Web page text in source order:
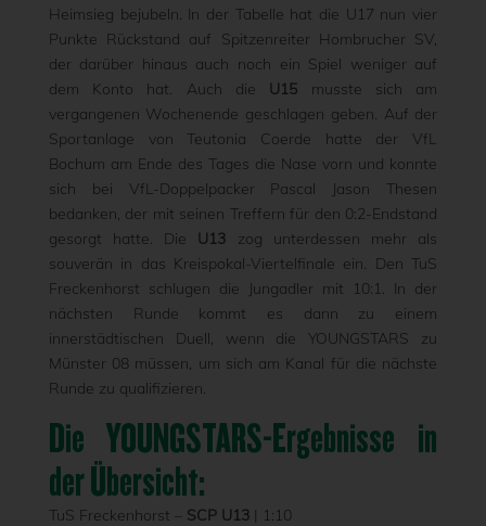
Heimsieg bejubeln. In der Tabelle hat die U17 nun vier
Punkte Rückstand auf Spitzenreiter Hombrucher SV,
der darüber hinaus auch noch ein Spiel weniger auf
dem Konto hat. Auch die U15 musste sich am
vergangenen Wochenende geschlagen geben. Auf der
Sportanlage von Teutonia Coerde hatte der VfL
Bochum am Ende des Tages die Nase vorn und konnte
sich bei VfL-Doppelpacker Pascal Jason Thesen
bedanken, der mit seinen Treffern für den 0:2-Endstand
gesorgt hatte. Die U13 zog unterdessen mehr als
souverän in das Kreispokal-Viertelfinale ein. Den TuS
Freckenhorst schlugen die Jungadler mit 10:1. In der
nächsten Runde kommt es dann zu einem
innerstädtischen Duell, wenn die YOUNGSTARS zu
Münster 08 müssen, um sich am Kanal für die nächste
Runde zu qualifizieren.
Die YOUNGSTARS-Ergebnisse in
der Übersicht:
TuS Freckenhorst – SCP U13| 1:10